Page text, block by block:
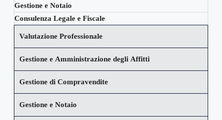
Gestione e Notaio
Consulenza Legale e Fiscale
Valutazione Professionale
Gestione e Amministrazione degli Affitti
Gestione di Compravendite
Gestione e Notaio